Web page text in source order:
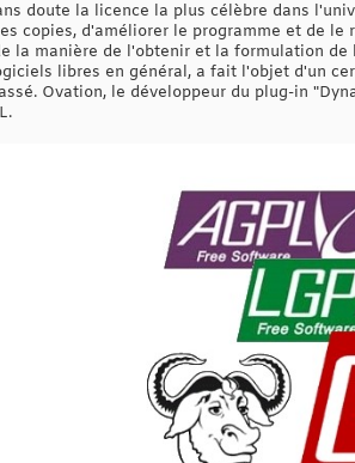
doute la licence la plus célèbre dans
copies, d'améliorer le programme et de
la manière de l'obtenir et la formulation
libres en général, a fait l'objet d'un
Ovation, le développeur du plug-in